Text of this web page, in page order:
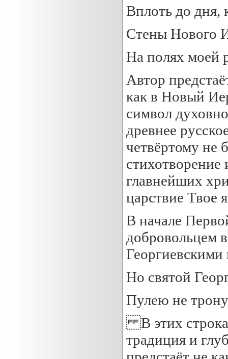
Вплоть до дня,
Стены Нового
На полях моей
Автор
как в Новый
символ
древнее
четвёртому не
главнейших
царствие Твое
В начале
добровольцем
Георгиевскими
Но святой
Пулею не
В этих
традиция и